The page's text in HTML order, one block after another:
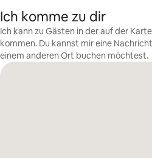
Ich komme zu dir
Ich kann zu Gästen in der auf der
kommen. Du kannst mir eine
einem anderen Ort buchen möchtest.